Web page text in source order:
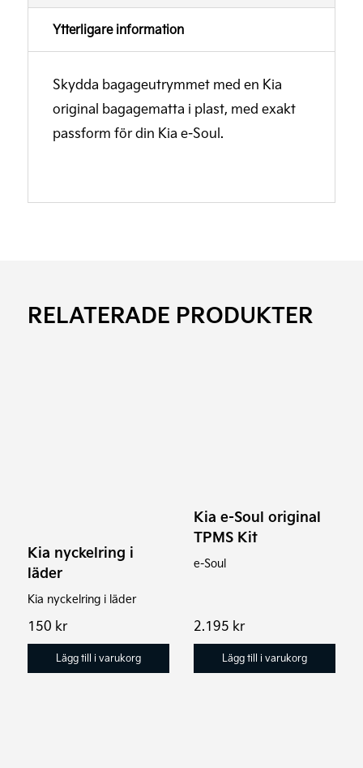
Ytterligare information
Skydda bagageutrymmet med en Kia
original bagagematta i plast, med exakt
passform för din Kia e-Soul.
RELATERADE PRODUKTER
Kia nyckelring i
läder
Kia nyckelring i läder
150 kr
Lägg till i varukorg
Kia e-Soul original
TPMS Kit
e-Soul
2.195 kr
Lägg till i varukorg